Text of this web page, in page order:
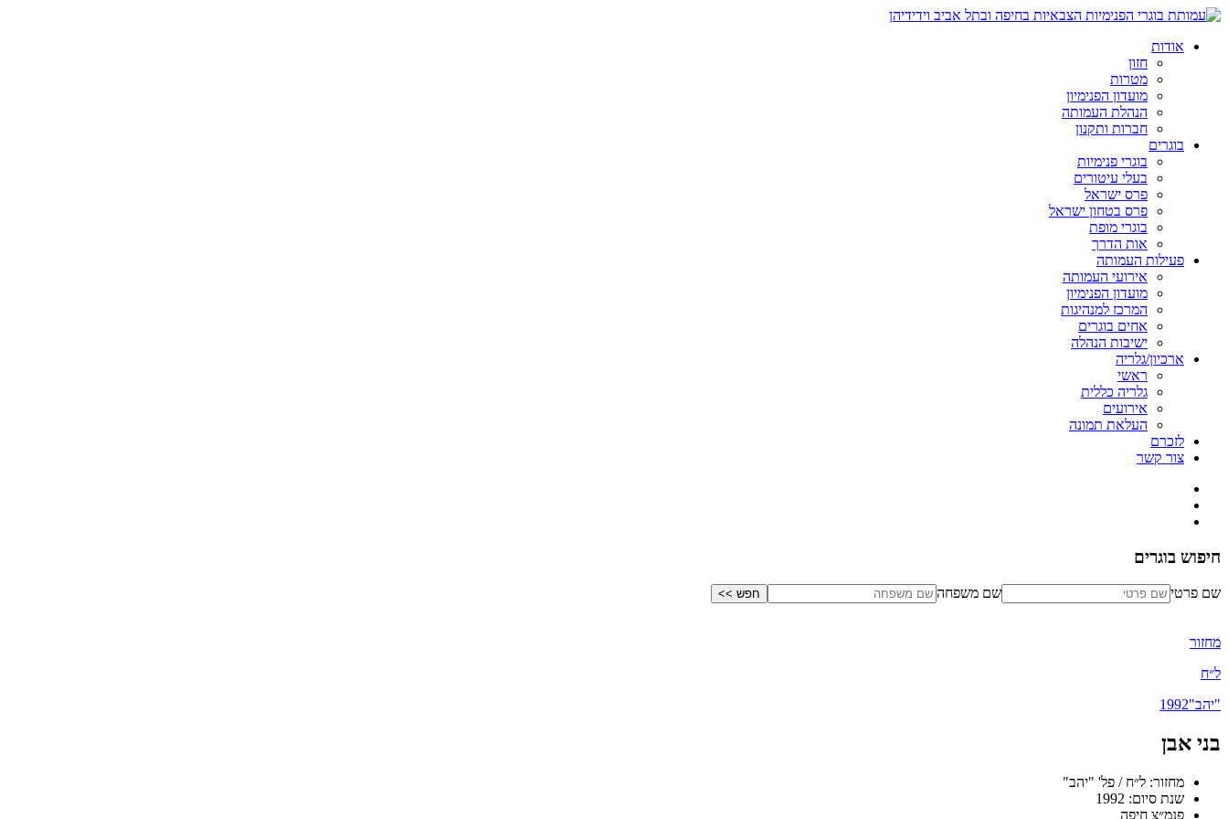
אודות
חזון
מטרות
מועדון הפנימיון
הנהלת העמותה
חברות ותקנון
בוגרים
בוגרי פנימיות
בעלי עיטורים
פרס ישראל
פרס בטחון ישראל
בוגרי מופת
אות הדרך
פעילות העמותה
אירועי העמותה
מועדון הפנימיון
המרכז למנהיגות
אחים בוגרים
ישיבות הנהלה
ארכיון/גלריה
ראשי
גלריה כללית
אירועים
העלאת תמונה
לזכרם
צור קשר
חיפוש בוגרים
שם פרטי שם משפחה
מחזור
ל״ח
"יהב"1992
בני אבן
מחזור: ל״ח / פל' "יהב"
שנת סיום: 1992
פנמ״צ חיפה